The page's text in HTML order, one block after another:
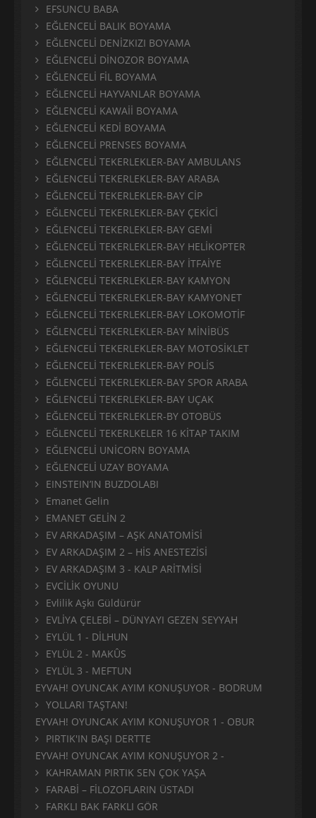
EFSUNCU BABA
EĞLENCELİ BALIK BOYAMA
EĞLENCELİ DENİZKIZI BOYAMA
EĞLENCELİ DİNOZOR BOYAMA
EĞLENCELİ FİL BOYAMA
EĞLENCELİ HAYVANLAR BOYAMA
EĞLENCELİ KAWAİİ BOYAMA
EĞLENCELİ KEDİ BOYAMA
EĞLENCELİ PRENSES BOYAMA
EĞLENCELİ TEKERLEKLER-BAY AMBULANS
EĞLENCELİ TEKERLEKLER-BAY ARABA
EĞLENCELİ TEKERLEKLER-BAY CİP
EĞLENCELİ TEKERLEKLER-BAY ÇEKİCİ
EĞLENCELİ TEKERLEKLER-BAY GEMİ
EĞLENCELİ TEKERLEKLER-BAY HELİKOPTER
EĞLENCELİ TEKERLEKLER-BAY İTFAİYE
EĞLENCELİ TEKERLEKLER-BAY KAMYON
EĞLENCELİ TEKERLEKLER-BAY KAMYONET
EĞLENCELİ TEKERLEKLER-BAY LOKOMOTİF
EĞLENCELİ TEKERLEKLER-BAY MİNİBÜS
EĞLENCELİ TEKERLEKLER-BAY MOTOSİKLET
EĞLENCELİ TEKERLEKLER-BAY POLİS
EĞLENCELİ TEKERLEKLER-BAY SPOR ARABA
EĞLENCELİ TEKERLEKLER-BAY UÇAK
EĞLENCELİ TEKERLEKLER-BY OTOBÜS
EĞLENCELİ TEKERLKELER 16 KİTAP TAKIM
EĞLENCELİ UNİCORN BOYAMA
EĞLENCELİ UZAY BOYAMA
EINSTEIN’IN BUZDOLABI
Emanet Gelin
EMANET GELİN 2
EV ARKADAŞIM – AŞK ANATOMİSİ
EV ARKADAŞIM 2 – HİS ANESTEZİSİ
EV ARKADAŞIM 3 - KALP ARİTMİSİ
EVCİLİK OYUNU
Evlilik Aşkı Güldürür
EVLİYA ÇELEBİ – DÜNYAYI GEZEN SEYYAH
EYLÜL 1 - DİLHUN
EYLÜL 2 - MAKÛS
EYLÜL 3 - MEFTUN
EYVAH! OYUNCAK AYIM KONUŞUYOR - BODRUM
YOLLARI TAŞTAN!
EYVAH! OYUNCAK AYIM KONUŞUYOR 1 - OBUR
PIRTIK'IN BAŞI DERTTE
EYVAH! OYUNCAK AYIM KONUŞUYOR 2 -
KAHRAMAN PIRTIK SEN ÇOK YAŞA
FARABİ – FİLOZOFLARIN ÜSTADI
FARKLI BAK FARKLI GÖR